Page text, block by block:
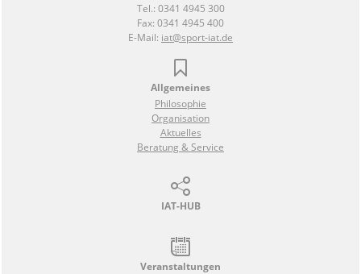
Tel.: 0341 4945 300
Fax: 0341 4945 400
E-Mail: iat@sport-iat.de
Allgemeines
Philosophie
Organisation
Aktuelles
Beratung & Service
IAT-HUB
Veranstaltungen